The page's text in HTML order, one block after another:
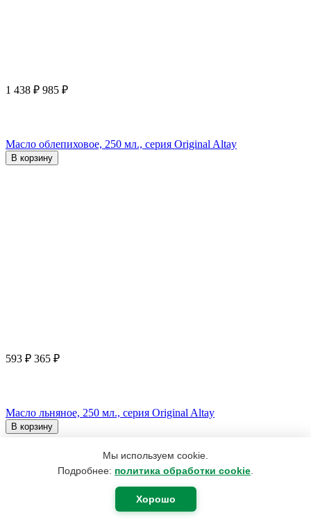
Мы используем cookie.
Подробнее: политика обработки cookie
Хорошо
1 438 ₽ 985 ₽
Масло облепиховое, 250 мл., серия Original Altay
В корзину
593 ₽ 365 ₽
Масло льняное, 250 мл., серия Original Altay
В корзину